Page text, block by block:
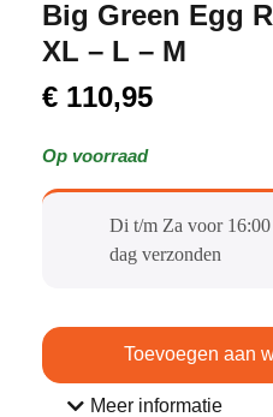
Big Green Egg
XL – L – M
€ 110,95
Op voorraad
Di t/m Za voor 16:00
dag verzonden​
Toevoegen aan
Meer informatie